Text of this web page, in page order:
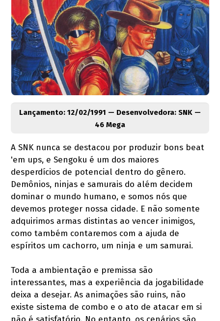
Lançamento: 12/02/1991 — Desenvolvedora: SNK —
46 Mega
A SNK nunca se destacou por produzir bons beat
'em ups, e Sengoku é um dos maiores
desperdícios de potencial dentro do gênero.
Demônios, ninjas e samurais do além decidem
dominar o mundo humano, e somos nós que
devemos proteger nossa cidade. E não somente
adquirimos armas distintas ao vencer inimigos,
como também contaremos com a ajuda de
espíritos um cachorro, um ninja e um samurai.
Toda a ambientação e premissa são
interessantes, mas a experiência da jogabilidade
deixa a desejar. As animações são ruins, não
existe sistema de combo e o ato de atacar em si